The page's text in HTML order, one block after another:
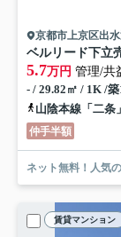
京都市上京区出
ベルリード下立
5.7万円 管理/共
- / 29.82㎡ / 1K /
山陰本線「二条
仲手半額
ネット無料！人気
賃貸マンション